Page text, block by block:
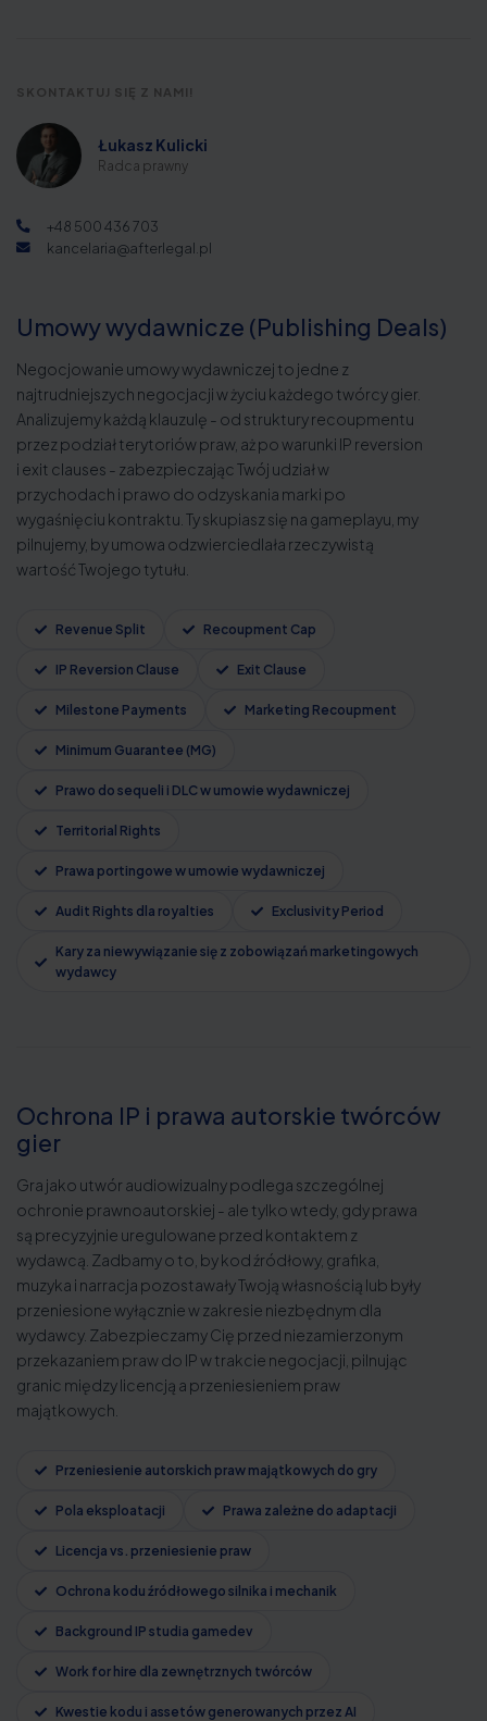
SKONTAKTUJ SIĘ Z NAMI!
Łukasz Kulicki
Radca prawny
+48 500 436 703
kancelaria@afterlegal.pl
Umowy wydawnicze (Publishing Deals)
Negocjowanie umowy wydawniczej to jedne z
najtrudniejszych negocjacji w życiu każdego twórcy gier.
Analizujemy każdą klauzulę - od struktury recoupmentu
przez podział terytoriów praw, aż po warunki IP reversion
i exit clauses - zabezpieczając Twój udział w
przychodach i prawo do odzyskania marki po
wygaśnięciu kontraktu. Ty skupiasz się na gameplayu, my
pilnujemy, by umowa odzwierciedlała rzeczywistą
wartość Twojego tytułu.
Revenue Split Recoupment Cap
IP Reversion Clause Exit Clause
Milestone Payments Marketing Recoupment
Minimum Guarantee (MG)
Prawo do sequeli i DLC w umowie wydawniczej
Territorial Rights
Prawa portingowe w umowie wydawniczej
Audit Rights dla royalties Exclusivity Period
Kary za niewywiązanie się z zobowiązań marketingowych
wydawcy
Ochrona IP i prawa autorskie twórców
gier
Gra jako utwór audiowizualny podlega szczególnej
ochronie prawnoautorskiej - ale tylko wtedy, gdy prawa
są precyzyjnie uregulowane przed kontaktem z
wydawcą. Zadbamy o to, by kod źródłowy, grafika,
muzyka i narracja pozostawały Twoją własnością lub były
przeniesione wyłącznie w zakresie niezbędnym dla
wydawcy. Zabezpieczamy Cię przed niezamierzonym
przekazaniem praw do IP w trakcie negocjacji, pilnując
granic między licencją a przeniesieniem praw
majątkowych.
Przeniesienie autorskich praw majątkowych do gry
Pola eksploatacji Prawa zależne do adaptacji
Licencja vs. przeniesienie praw
Ochrona kodu źródłowego silnika i mechanik
Background IP studia gamedev
Work for hire dla zewnętrznych twórców
Kwestie kodu i assetów generowanych przez AI